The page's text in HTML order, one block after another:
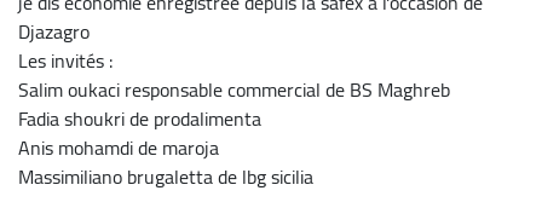
Djazagro
Les invités :
Salim oukaci responsable commercial de BS Maghreb
Fadia shoukri de prodalimenta
Anis mohamdi de maroja
Massimiliano brugaletta de lbg sicilia